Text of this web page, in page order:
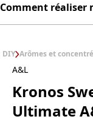
Comment réaliser
DIY Arômes et
A&L
Kronos
Ultimate